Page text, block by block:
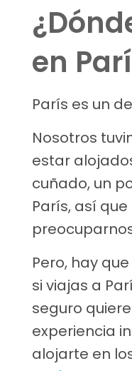
en
París es un
Nosotros
estar
cuñado, un
París, así
Pero, hay
si viajas a
seguro
experiencia
alojarte en